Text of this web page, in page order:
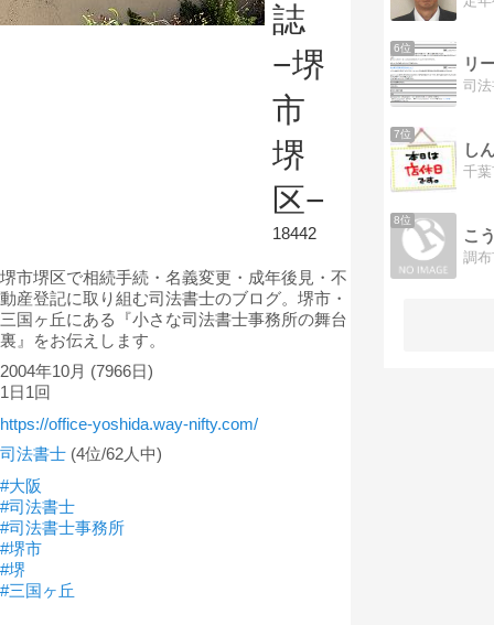
誌
−堺
市
堺
区−
18442
堺市堺区で相続手続・名義変更・成年後見・不
動産登記に取り組む司法書士のブログ。堺市・
三国ヶ丘にある『小さな司法書士事務所の舞台
裏』をお伝えします。
2004年10月 (7966日)
1日1回
https://office-yoshida.way-nifty.com/
司法書士 (4位/62人中)
#大阪
#司法書士
#司法書士事務所
#堺市
#堺
#三国ヶ丘
6位
リ
司
7位
8位
こ